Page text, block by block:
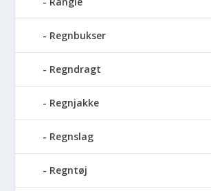
Regnbukser
Regndragt
Regnjakke
Regnslag
Regntøj